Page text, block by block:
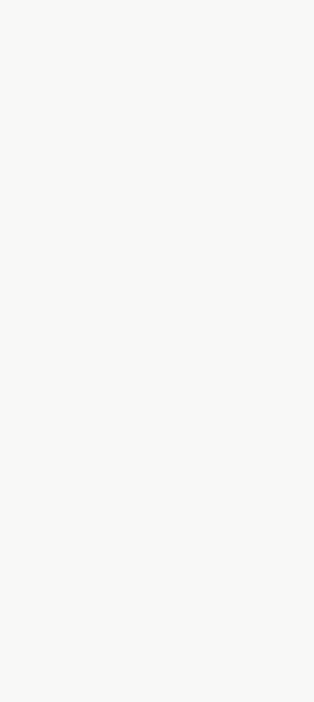
Как видим из кадров, Кароль
прической и вечерним платьем.
откровенно соблазнительно
Следует отметить, что
молодой коллектив
написала сама. Из первых нот